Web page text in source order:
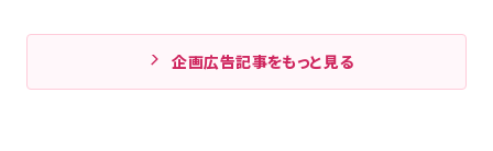
企画広告記事をもっと見る